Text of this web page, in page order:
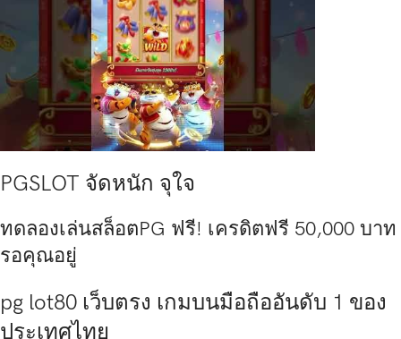
PGSLOT จัดหนัก จุใจ
ทดลองเล่นสล็อตPG ฟรี! เครดิตฟรี 50,000 บาท
รอคุณอยู่
pg lot80 เว็บตรง เกมบนมือถืออันดับ 1 ของ
ประเทศไทย